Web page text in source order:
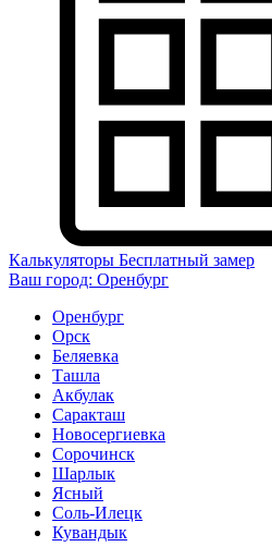
Калькуляторы Бесплатный замер
Ваш город: Оренбург
Оренбург
Орск
Беляевка
Ташла
Акбулак
Саракташ
Новосергиевка
Сорочинск
Шарлык
Ясный
Соль-Илецк
Кувандык